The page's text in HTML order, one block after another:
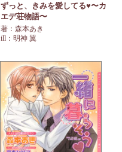
ずっと、きみを愛してる♥〜カ
エデ荘物語〜
著：森本あき
ill：明神 翼